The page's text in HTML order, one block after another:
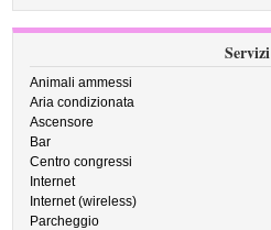
Servizi
Animali ammessi
Aria condizionata
Ascensore
Bar
Centro congressi
Internet
Internet (wireless)
Parcheggio